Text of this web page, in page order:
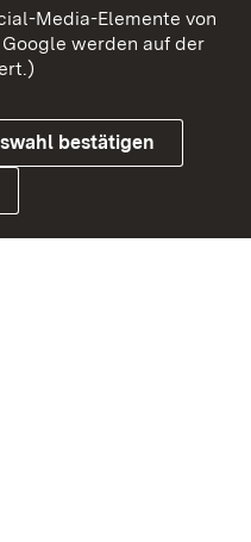
Media-Elemente von
werden auf der
bestätigen